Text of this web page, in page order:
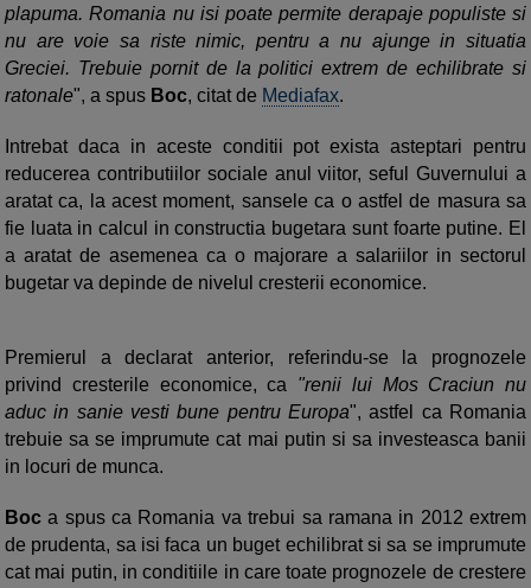
plapuma. Romania nu isi poate permite derapaje populiste si
nu are voie sa riste nimic, pentru a nu ajunge in situatia
Greciei. Trebuie pornit de la politici extrem de echilibrate si
ratonale", a spus Boc, citat de Mediafax.
Intrebat daca in aceste conditii pot exista asteptari pentru
reducerea contributiilor sociale anul viitor, seful Guvernului a
aratat ca, la acest moment, sansele ca o astfel de masura sa
fie luata in calcul in constructia bugetara sunt foarte putine. El
a aratat de asemenea ca o majorare a salariilor in sectorul
bugetar va depinde de nivelul cresterii economice.
Premierul a declarat anterior, referindu-se la prognozele
privind cresterile economice, ca "renii lui Mos Craciun nu
aduc in sanie vesti bune pentru Europa", astfel ca Romania
trebuie sa se imprumute cat mai putin si sa investeasca banii
in locuri de munca.
Boc a spus ca Romania va trebui sa ramana in 2012 extrem
de prudenta, sa isi faca un buget echilibrat si sa se imprumute
cat mai putin, in conditiile in care toate prognozele de crestere